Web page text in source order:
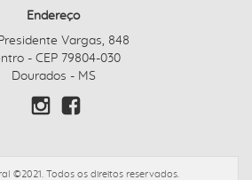
Endereço
Vargas, 848
- CEP 79804-030
Dourados - MS
©2021. Todos os direitos reservados.